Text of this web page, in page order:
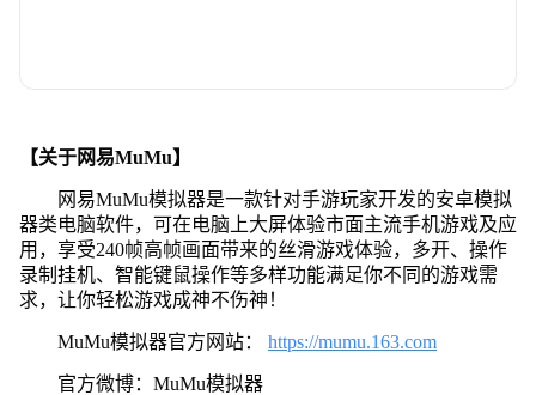
【关于网易MuMu】
网易MuMu模拟器是一款针对手游玩家开发的安卓模拟
器类电脑软件，可在电脑上大屏体验市面主流手机游戏及应
用，享受240帧高帧画面带来的丝滑游戏体验，多开、操作
录制挂机、智能键鼠操作等多样功能满足你不同的游戏需
求，让你轻松游戏成神不伤神！
MuMu模拟器官方网站： https://mumu.163.com
官方微博：MuMu模拟器